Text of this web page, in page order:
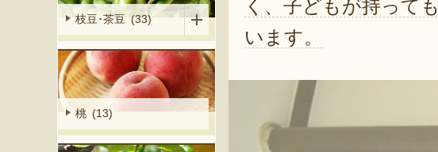
く、子どもが持って
います。
枝豆･茶豆 (33)
桃 (13)